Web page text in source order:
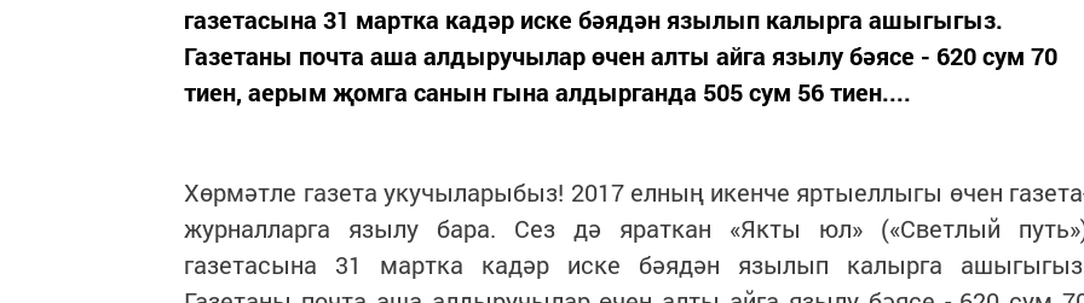
газетасына 31 мартка кадәр иске бәядән язылып калырга ашыгыгыз.
Газетаны почта аша алдыручылар өчен алты айга язылу бәясе - 620 сум 70
тиен, аерым җомга санын гына алдырганда 505 сум 56 тиен....
Хөрмәтле газета укучыларыбыз! 2017 елның икенче яртыеллыгы өчен
журналларга язылу бара. Сез дә яраткан «Якты юл» («Светлый
газетасына 31 мартка кадәр иске бәядән язылып калырга